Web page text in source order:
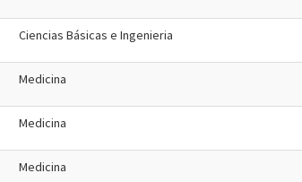
Ciencias Básicas e Ingenieria
Medicina
Medicina
Medicina